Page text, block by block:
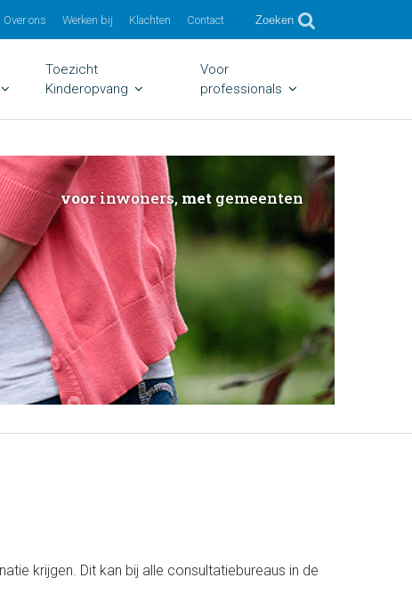
Over ons Werken bij Klachten Contact Zoeken
Toezicht
Kinderopvang
Voor
professionals
voorinwoners, met gemeenten
krijgen. Dit kan bij alle consultatiebureaus in de